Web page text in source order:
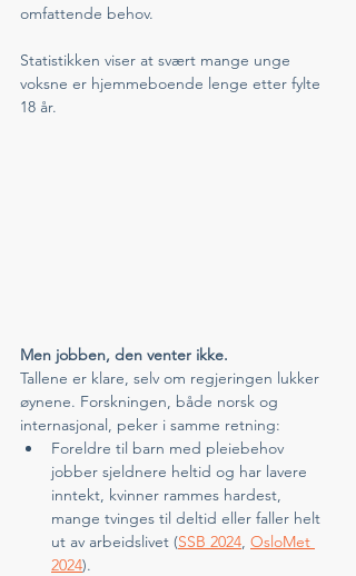
omfattende behov.
Statistikken viser at svært mange unge
voksne er hjemmeboende lenge etter fylte
18 år.
Men jobben, den venter ikke.
Tallene er klare, selv om regjeringen lukker
øynene. Forskningen, både norsk og
internasjonal, peker i samme retning:
Foreldre til barn med pleiebehov
jobber sjeldnere heltid og har lavere
inntekt, kvinner rammes hardest,
mange tvinges til deltid eller faller helt
ut av arbeidslivet (SSB 2024, OsloMet
2024).